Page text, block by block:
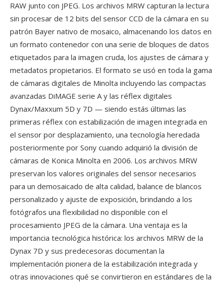
RAW junto con JPEG. Los archivos MRW capturan la lectura
sin procesar de 12 bits del sensor CCD de la cámara en su
patrón Bayer nativo de mosaico, almacenando los datos en
un formato contenedor con una serie de bloques de datos
etiquetados para la imagen cruda, los ajustes de cámara y
metadatos propietarios. El formato se usó en toda la gama
de cámaras digitales de Minolta incluyendo las compactas
avanzadas DiMAGE serie A y las réflex digitales
Dynax/Maxxum 5D y 7D — siendo estás últimas las
primeras réflex con estabilización de imagen integrada en
el sensor por desplazamiento, una tecnología heredada
posteriormente por Sony cuando adquirió la división de
cámaras de Konica Minolta en 2006. Los archivos MRW
preservan los valores originales del sensor necesarios
para un demosaicado de alta calidad, balance de blancos
personalizado y ajuste de exposición, brindando a los
fotógrafos una flexibilidad no disponible con el
procesamiento JPEG de la cámara. Una ventaja es la
importancia tecnológica histórica: los archivos MRW de la
Dynax 7D y sus predecesoras documentan la
implementación pionera de la estabilización integrada y
otras innovaciones qué se convirtieron en estándares de la